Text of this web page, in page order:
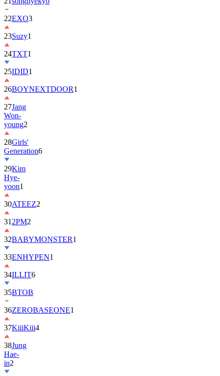
23Suzy1
24TXT1
25IDID1
26BOYNEXTDOOR
27Jang
Won-
young2
28Girls'
Generation
29Kim
Hye-
yoon1
30ATEEZ
312PM2
32 BABYMONSTER
33ENHYPEN1
34ILLIT6
35BTOB
36ZEROBASEONE
37KiiiKiii4
38Jung
Hae-
in2
39AHOF